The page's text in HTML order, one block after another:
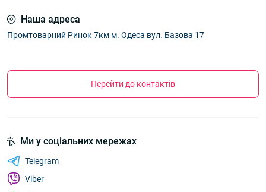
Наша адреса
Промтоварний Ринок 7км м. Одеса вул. Базова 17
Перейти до контактів
Ми у соціальних мережах
Telegram
Viber